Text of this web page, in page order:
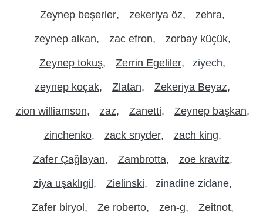
Zeynep beşerler zekeriya öz zehra
zeynep alkan zac efron zorbay küçük
Zeynep tokuş Zerrin Egeliler ziyech
zeynep koçak Zlatan Zekeriya Beyaz
zion williamson zaz Zanetti Zeynep başkan
zinchenko zack snyder zach king
Zafer Çağlayan Zambrotta zoe kravitz
ziya uşaklıgil Zielinski zinadine zidane
Zafer biryol Ze roberto zen-g Zeitnot